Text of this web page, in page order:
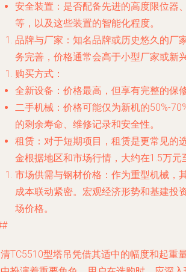
安全装置 ：是否配备先进的高度限位器
等，以及这些装置的智能化程度。
品牌与厂家 ：知名品牌或历史悠久的厂
务完善，价格通常会高于小型厂家或新兴
购买方式 ：
全新设备 ：价格最高，但享有完整的保
二手机械 ：价格可能仅为新机的50%-
的剩余寿命、维修记录和安全性。
租赁 ：对于短期项目，租赁是更常见的
金根据地区和市场行情，大约在1.5万元
市场供需与钢材价格 ：作为重型机械，
成本联动紧密。宏观经济形势和基建投
场价格。
TC5510型塔吊凭借其适中的幅度和起重